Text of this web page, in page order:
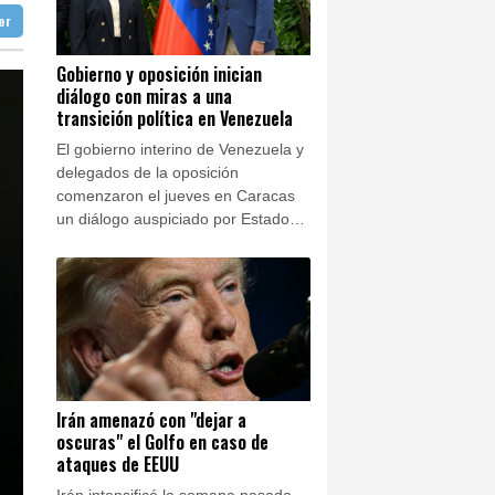
29 °C
Ibiza
28 °C
26 °C
de la lucha anticovid Anthony Fauci
Gobierno y oposición inician
diálogo con miras a una
transición política en Venezuela
El gobierno interino de Venezuela y
delegados de la oposición
comenzaron el jueves en Caracas
un diálogo auspiciado por Estados
transición política y a elecciones.
Irán amenazó con "dejar a
oscuras" el Golfo en caso de
ataques de EEUU